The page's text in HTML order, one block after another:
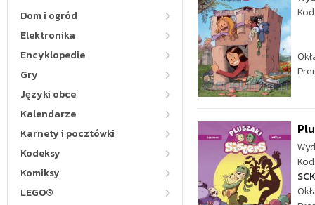
Dom i ogród
Elektronika
Encyklopedie
Gry
Języki obce
Kalendarze
Karnety i pocztówki
Kodeksy
Komiksy
LEGO®